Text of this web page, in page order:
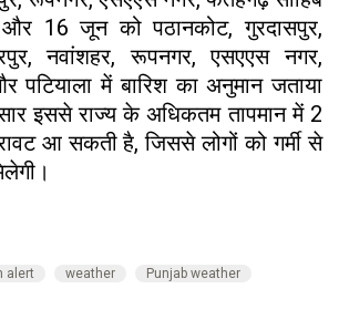
16 जून को पठानकोट, गुरदासपुर,
नवांशहर, रूपनगर, एसएएस नगर,
पटियाला में बारिश का अनुमान जताया
इससे राज्य के अधिकतम तापमान में 2
आ सकती है, जिससे लोगों को गर्मी से
alert weather
Punjab weather